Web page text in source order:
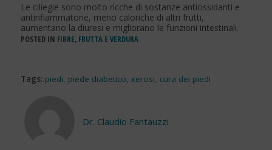
Le ciliegie sono molto ricche di sostanze antiossidanti e
antinfiammatorie, meno caloriche di altri frutti,
aumentano la diuresi e migliorano le funzioni intestinali.
POSTED IN FIBRE, FRUTTA E VERDURA
Tags: piedi, piede diabetico, xerosi, cura dei piedi
Dr. Claudio Fantauzzi